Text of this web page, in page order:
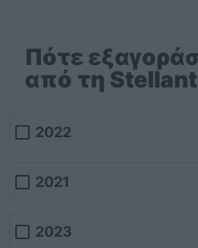
Πότε
από τη
2022
2021
2023